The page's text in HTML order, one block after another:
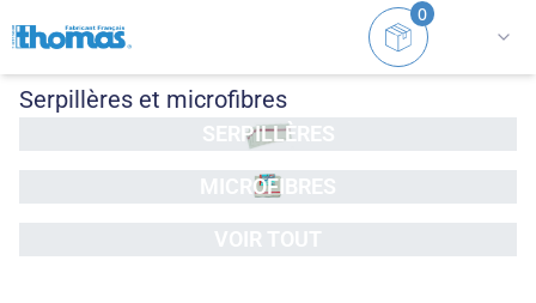
0
Accueil
Serpillères et microfibres
SERPILLÈRES
DÉCOUVRIR
MICROFIBRES